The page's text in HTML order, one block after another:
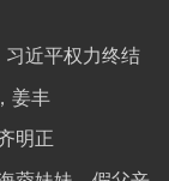
近平权力终结
姜丰
明正